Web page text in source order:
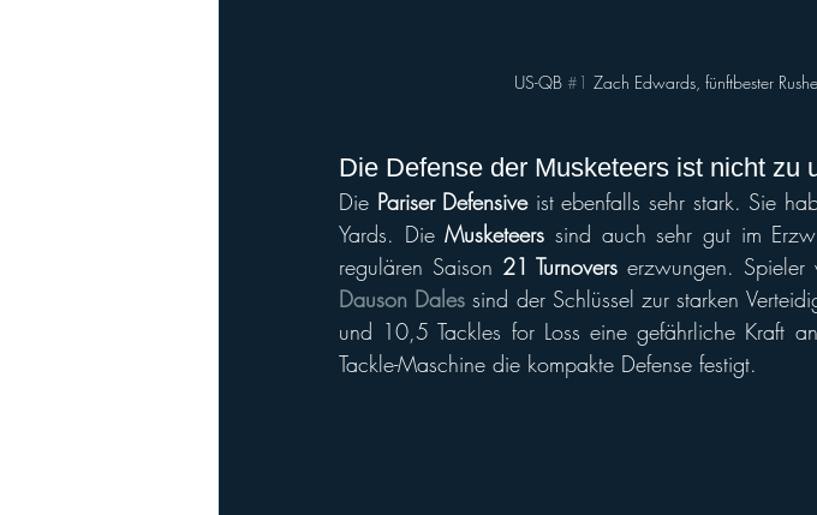
US-QB #1 Zach Edwards, fünftbester
Die Defense der Musketeers ist nicht zu
Die Pariser Defensive ist ebenfalls sehr stark. Sie
Yards. Die Musketeers sind auch sehr gut im
regulären Saison 21 Turnovers erzwungen. Spieler
Dauson Dales sind der Schlüssel zur starken
und 10,5 Tackles for Loss eine gefährliche Kraft
Tackle-Maschine die kompakte Defense festigt.